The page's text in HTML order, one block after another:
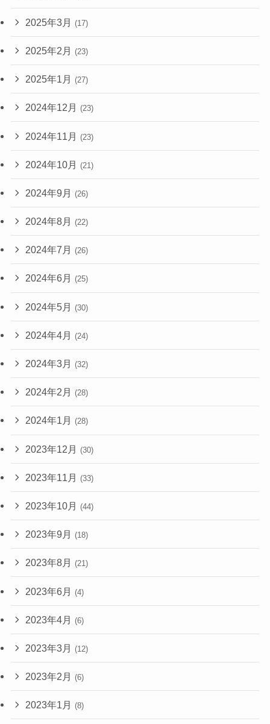
2025年3月 (17)
2025年2月 (23)
2025年1月 (27)
2024年12月 (23)
2024年11月 (23)
2024年10月 (21)
2024年9月 (26)
2024年8月 (22)
2024年7月 (26)
2024年6月 (25)
2024年5月 (30)
2024年4月 (24)
2024年3月 (32)
2024年2月 (28)
2024年1月 (28)
2023年12月 (30)
2023年11月 (33)
2023年10月 (44)
2023年9月 (18)
2023年8月 (21)
2023年6月 (4)
2023年4月 (6)
2023年3月 (12)
2023年2月 (6)
2023年1月 (8)